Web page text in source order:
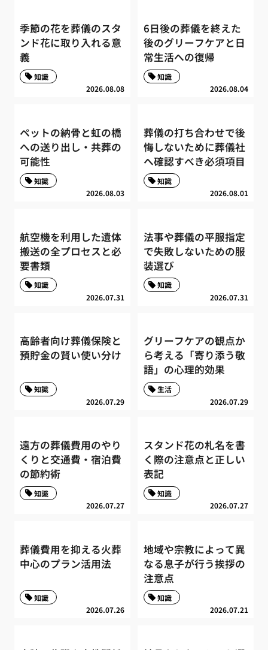
季節の花を葬儀のスタ
ンド花に取り入れる意
義
2026.08.08
知識
6日後の葬儀を終えた
後のグリーフケアと日
常生活への復帰
2026.08.04
知識
ペットの納骨と虹の橋
への送り出し・共葬の
可能性
2026.08.03
知識
葬儀の打ち合わせで後
悔しないために葬儀社
へ確認すべき必須項目
2026.08.01
知識
航空機を利用した遺体
搬送の全プロセスと必
要書類
2026.07.31
知識
法事や葬儀の平服指定
で失敗しないための服
装選び
2026.07.31
知識
高齢者向け葬儀保険と
預貯金の賢い使い分け
2026.07.29
知識
グリーフケアの観点か
ら考える「寄り添う敬
語」の心理的効果
2026.07.29
生活
遠方の葬儀費用のやり
くりと交通費・宿泊費
の節約術
2026.07.27
知識
スタンド花の札名を書
く際の注意点と正しい
表記
2026.07.27
知識
葬儀費用を抑える火葬
中心のプラン活用法
2026.07.26
知識
地域や宗教によって異
なる息子が行う挨拶の
注意点
2026.07.21
知識